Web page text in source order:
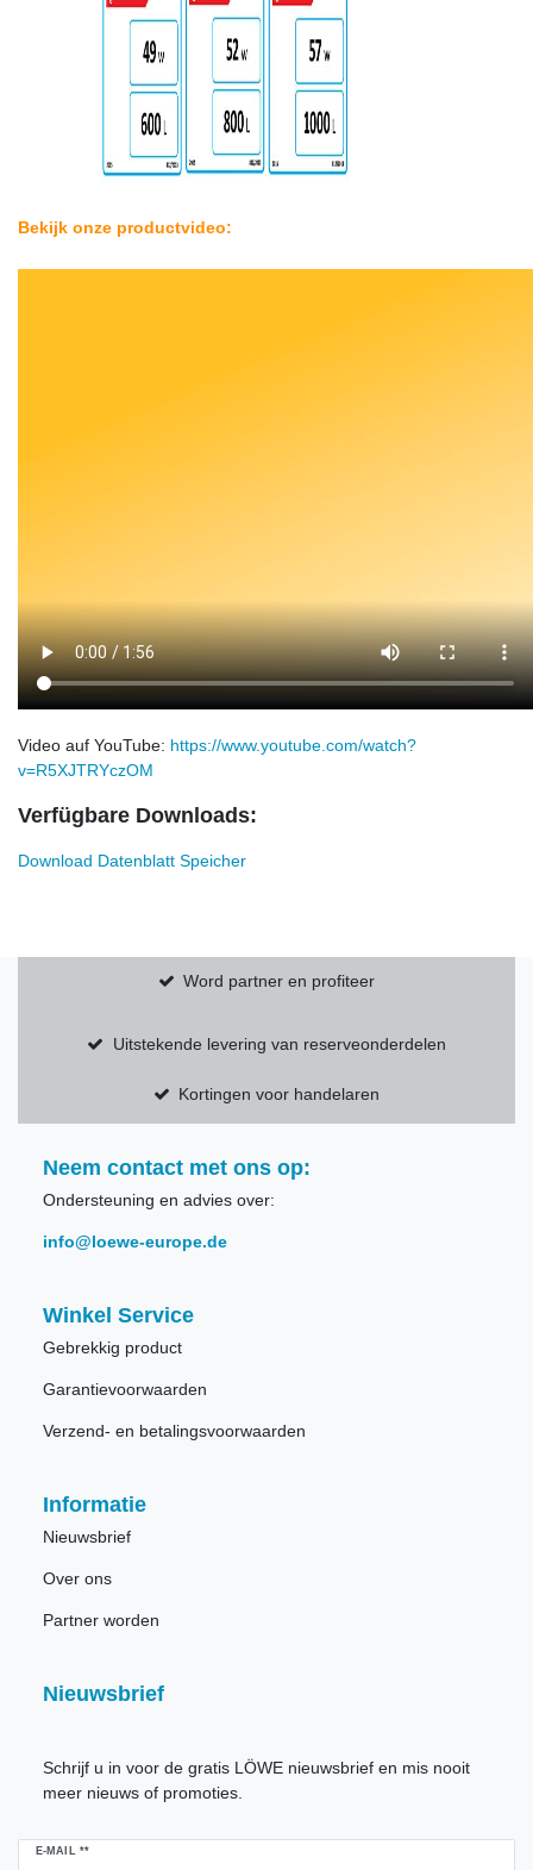
Bekijk onze productvideo:
Video auf YouTube: https://www.youtube.com/watch?
v=R5XJTRYczOM
Verfügbare Downloads:
Download Datenblatt Speicher
Word partner en profiteer
Uitstekende levering van reserveonderdelen
Kortingen voor handelaren
Neem contact met ons op:
Ondersteuning en advies over:
info@loewe-europe.de
Winkel Service
Gebrekkig product
Garantievoorwaarden
Verzend- en betalingsvoorwaarden
Informatie
Nieuwsbrief
Over ons
Partner worden
Nieuwsbrief
Schrijf u in voor de gratis LÖWE nieuwsbrief en mis nooit
meer nieuws of promoties.
E-MAIL **
Ceres::Template.newsletterHoneypotLabel